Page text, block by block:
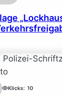
Klicks: 10